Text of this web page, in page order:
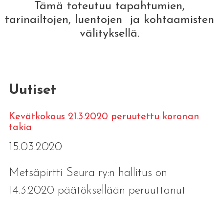
Tämä toteutuu tapahtumien,
tarinailtojen, luentojen ja kohtaamisten
välityksellä.
Uutiset
Kevätkokous 21.3.2020 peruutettu koronan
takia
15.03.2020
Metsäpirtti Seura ry:n hallitus on
14.3.2020 päätöksellään peruuttanut